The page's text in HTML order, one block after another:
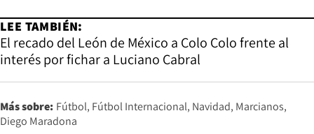
LEE TAMBIÉN:
El recado del León de México a Colo Colo frente al
interés por fichar a Luciano Cabral
Más sobre: Fútbol Fútbol Internacional Navidad Marcianos
Diego Maradona